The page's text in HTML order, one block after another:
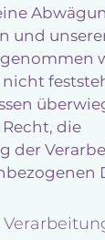
und
Recht, die
der